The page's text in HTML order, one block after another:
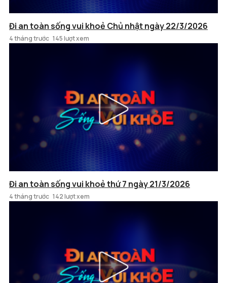
Đi an toàn sống vui khoẻ Chủ nhật ngày 22/3/2026
4 tháng trước 145 lượt xem
Đi an toàn sống vui khoẻ thứ 7 ngày 21/3/2026
4 tháng trước 142 lượt xem